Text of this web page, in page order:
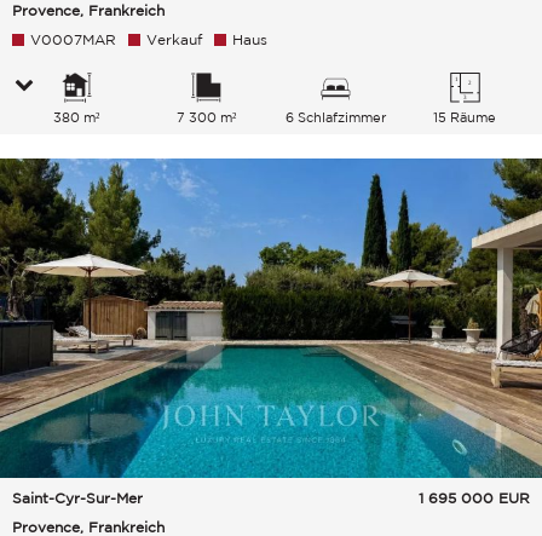
Provence, Frankreich
V0007MAR Verkauf Haus
380 m² 7 300 m² 6 Schlafzimmer 15 Räume
Saint-Cyr-Sur-Mer
Provence, Frankreich
1 695 000 EUR